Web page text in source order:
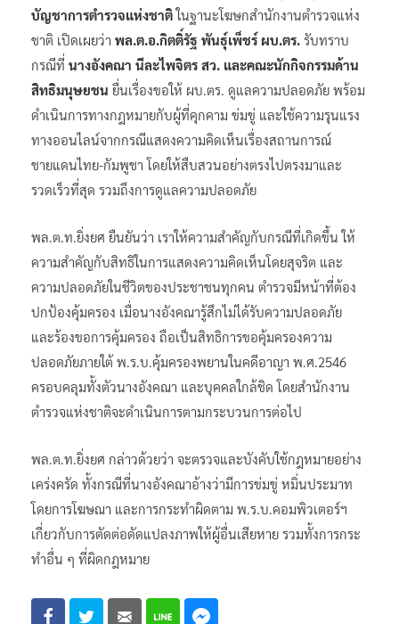
บัญชาการตำรวจแห่งชาติในฐานะโฆษกสำนักงานตำรวจแห่ง
ชาติ เปิดเผยว่า พล.ต.อ.กิตติ์รัฐ พันธุ์เพ็ชร์ ผบ.ตร. รับทราบ
กรณีที่ นางอังคณา นีละไพจิตร สว. และคณะนักกิจกรรมด้าน
สิทธิมนุษยชน ยื่นเรื่องขอให้ ผบ.ตร. ดูแลความปลอดภัย พร้อม
ดำเนินการทางกฎหมายกับผู้ที่คุกคาม ข่มขู่ และใช้ความรุนแรง
ทางออนไลน์จากกรณีแสดงความคิดเห็นเรื่องสถานการณ์
ชายแดนไทย-กัมพูชา โดยให้สืบสวนอย่างตรงไปตรงมาและ
รวดเร็วที่สุด รวมถึงการดูแลความปลอดภัย
พล.ต.ท.ยิ่งยศ ยืนยันว่า เราให้ความสำคัญกับกรณีที่เกิดขึ้น ให้
ความสำคัญกับสิทธิในการแสดงความคิดเห็นโดยสุจริต และ
ความปลอดภัยในชีวิตของประชาชนทุกคน ตำรวจมีหน้าที่ต้อง
ปกป้องคุ้มครอง เมื่อนางอังคณารู้สึกไม่ได้รับความปลอดภัย
และร้องขอการคุ้มครอง ถือเป็นสิทธิการขอคุ้มครองความ
ปลอดภัยภายใต้ พ.ร.บ.คุ้มครองพยานในคดีอาญา พ.ศ.2546
ครอบคลุมทั้งตัวนางอังคณา และบุคคลใกล้ชิด โดยสำนักงาน
ตำรวจแห่งชาติจะดำเนินการตามกระบวนการต่อไป
พล.ต.ท.ยิ่งยศ กล่าวด้วยว่า จะตรวจและบังคับใช้กฎหมายอย่าง
เคร่งครัด ทั้งกรณีที่นางอังคณาอ้างว่ามีการข่มขู่ หมิ่นประมาท
โดยการโฆษณา และการกระทำผิดตาม พ.ร.บ.คอมพิวเตอร์ฯ
เกี่ยวกับการตัดต่อดัดแปลงภาพให้ผู้อื่นเสียหาย รวมทั้งการกระ
ทำอื่น ๆ ที่ผิดกฎหมาย